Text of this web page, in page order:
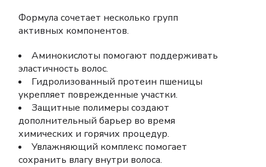
Формула сочетает несколько групп
активных компонентов.
Аминокислоты помогают поддерживать
эластичность волос.
Гидролизованный протеин пшеницы
укрепляет поврежденные участки.
Защитные полимеры создают
дополнительный барьер во время
химических и горячих процедур.
Увлажняющий комплекс помогает
сохранить влагу внутри волоса.